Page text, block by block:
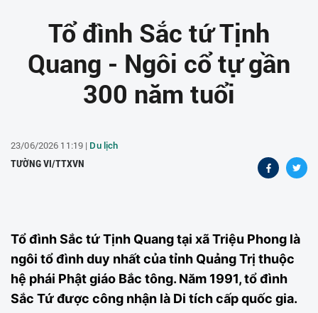
Tổ đình Sắc tứ Tịnh
Quang - Ngôi cổ tự gần
300 năm tuổi
23/06/2026 11:19 | Du lịch
TƯỜNG VI/TTXVN
Tổ đình Sắc tứ Tịnh Quang tại xã Triệu Phong là
ngôi tổ đình duy nhất của tỉnh Quảng Trị thuộc
hệ phái Phật giáo Bắc tông. Năm 1991, tổ đình
Sắc Tứ được công nhận là Di tích cấp quốc gia.